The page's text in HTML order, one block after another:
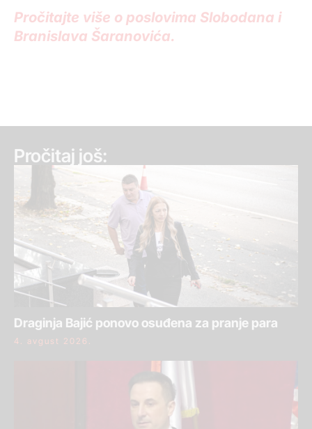
Pročitajte više o poslovima Slobodana i
Branislava Šaranovića.
Pročitaj još:
Draginja Bajić ponovo osuđena za pranje para
4. avgust 2026.